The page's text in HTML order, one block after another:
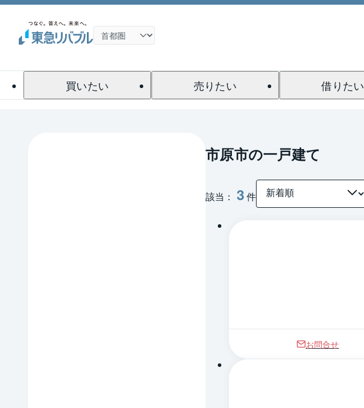
買いたい 売りたい 借りたい
市原市の一戸建て
該当： 3件
1 / 0
お問合せ